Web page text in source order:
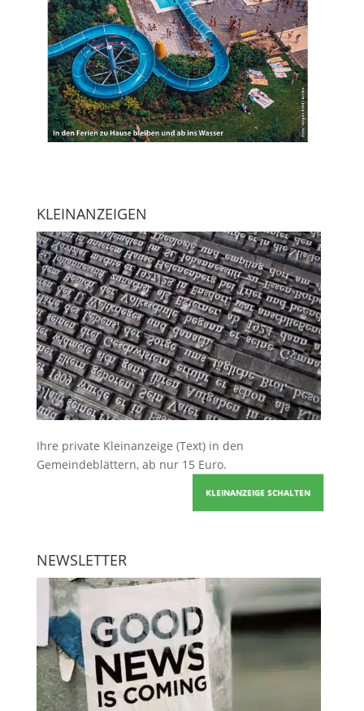
KLEINANZEIGEN
Ihre private Kleinanzeige (Text) in den
Gemeindeblättern, ab nur 15 Euro.
KLEINANZEIGE SCHALTEN
NEWSLETTER